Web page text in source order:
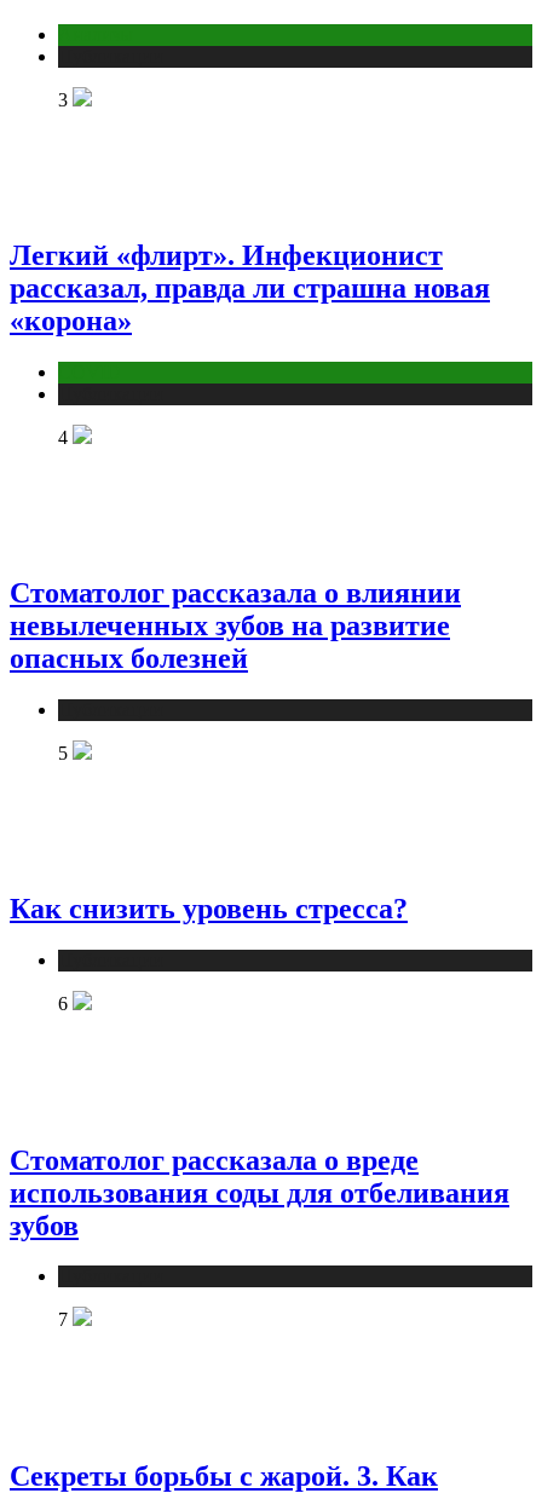
3
Легкий «флирт». Инфекционист
рассказал, правда ли страшна новая
«корона»
4
Стоматолог рассказала о влиянии
невылеченных зубов на развитие
опасных болезней
5
Как снизить уровень стресса?
6
Стоматолог рассказала о вреде
использования соды для отбеливания
зубов
7
Секреты борьбы с жарой. 3. Как